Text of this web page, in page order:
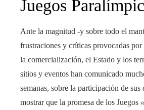
Juegos
Ante la magnitud -y sobre todo el
frustraciones y críticas provocadas por
la comercialización, el Estado y los
sitios y eventos han comunicado
semanas, sobre la participación de sus
mostrar que la promesa de los Juegos